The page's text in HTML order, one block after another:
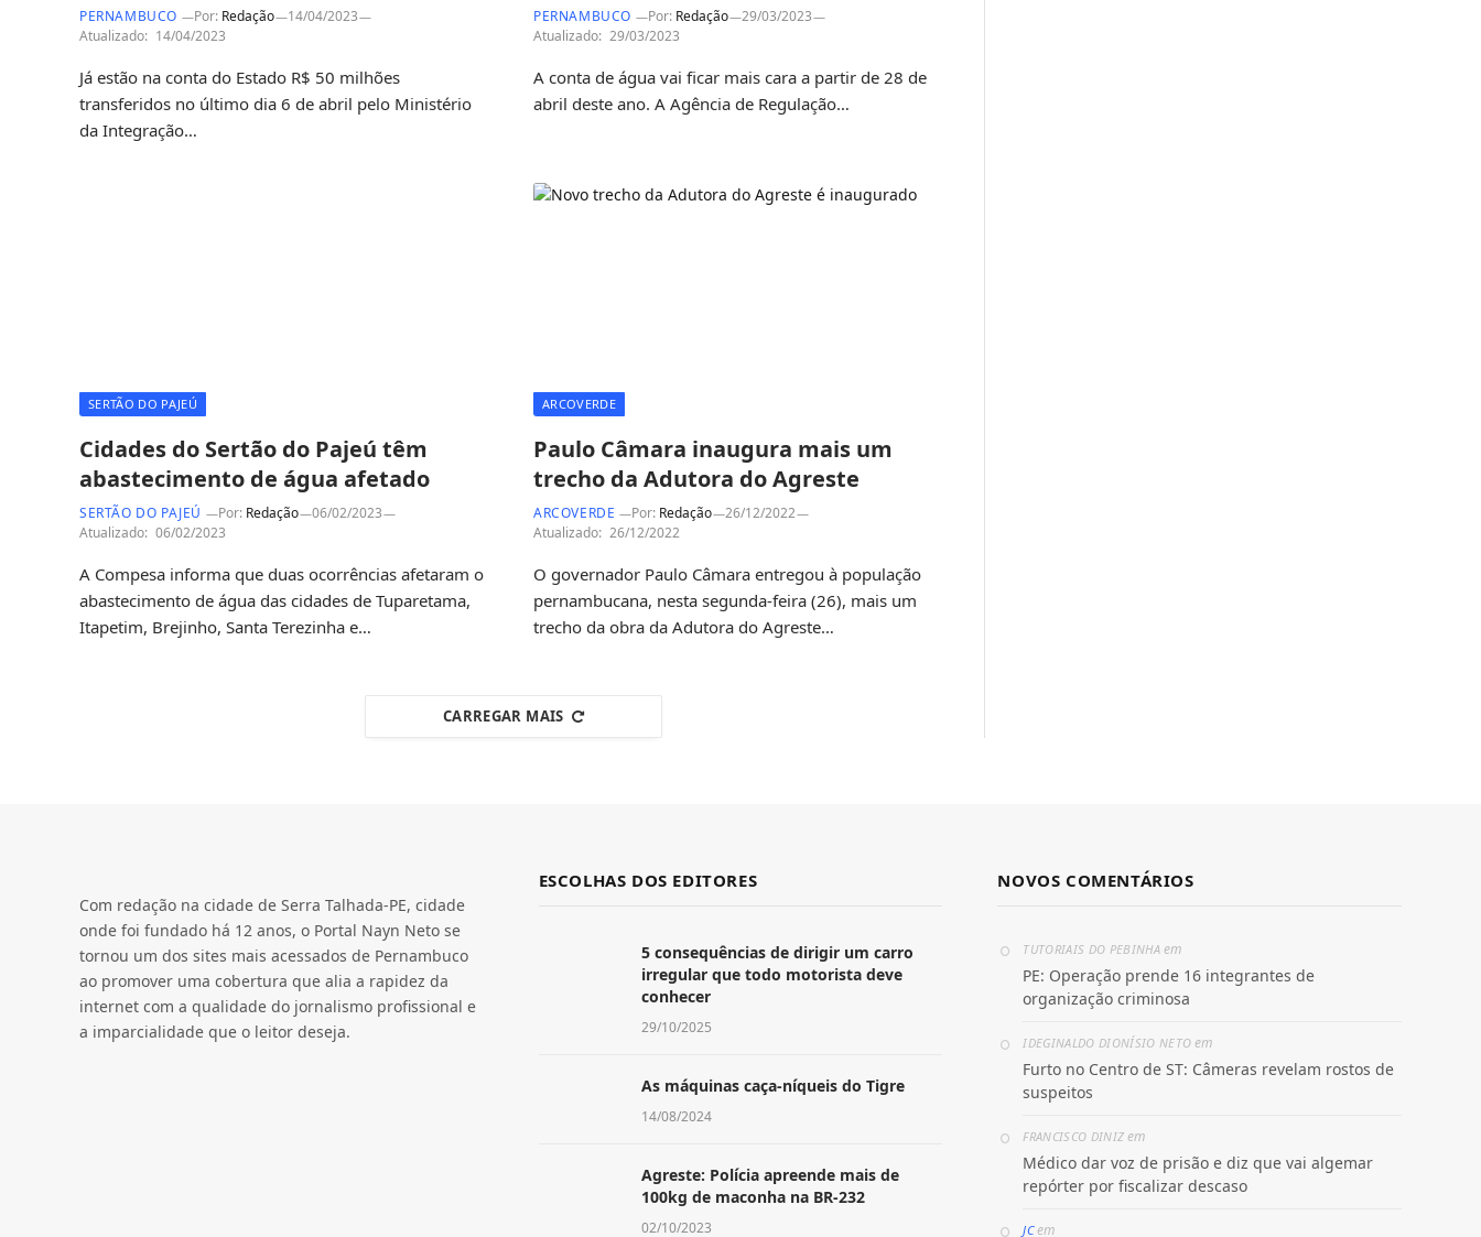
PERNAMBUCO Por: Redação
14/04/2023
Atualizado: 14/04/2023
Já estão na conta do Estado R$ 50 milhões
transferidos no último dia 6 de abril pelo Ministério
da Integração…
PERNAMBUCO Por: Redação
29/03/2023
Atualizado: 29/03/2023
A conta de água vai ficar mais cara a partir de 28 de
abril deste ano. A Agência de Regulação…
SERTÃO DO PAJEÚ
Cidades do Sertão do Pajeú têm
abastecimento de água afetado
SERTÃO DO PAJEÚ Por: Redação
06/02/2023
Atualizado: 06/02/2023
A Compesa informa que duas ocorrências afetaram o
abastecimento de água das cidades de Tuparetama,
Itapetim, Brejinho, Santa Terezinha e…
ARCOVERDE
Paulo Câmara inaugura mais um
trecho da Adutora do Agreste
ARCOVERDE Por: Redação
26/12/2022
Atualizado: 26/12/2022
O governador Paulo Câmara entregou à população
pernambucana, nesta segunda-feira (26), mais um
trecho da obra da Adutora do Agreste…
CARREGAR MAIS
Com redação na cidade de Serra Talhada-PE, cidade
onde foi fundado há 12 anos, o Portal Nayn Neto se
tornou um dos sites mais acessados de Pernambuco
ao promover uma cobertura que alia a rapidez da
internet com a qualidade do jornalismo profissional e
a imparcialidade que o leitor deseja.
ESCOLHAS DOS EDITORES
5 consequências de dirigir um carro
irregular que todo motorista deve
conhecer
29/10/2025
As máquinas caça-níqueis do Tigre
14/08/2024
Agreste: Polícia apreende mais de
100kg de maconha na BR-232
02/10/2023
NOVOS COMENTÁRIOS
TUTORIAIS DO PEBINHAem
PE: Operação prende 16 integrantes de
organização criminosa
IDEGINALDO DIONÍSIO NETO em
Furto no Centro de ST: Câmeras revelam rostos de
suspeitos
FRANCISCO DINIZ em
Médico dar voz de prisão e diz que vai algemar
repórter por fiscalizar descaso
JCem